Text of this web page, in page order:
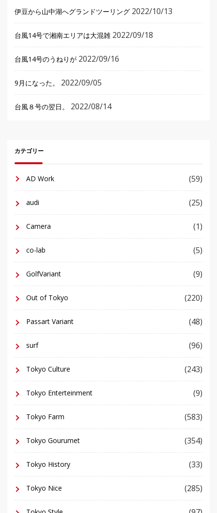
伊豆から山中湖へグランドツーリング 2022/10/13
台風14号で湘南エリアは大混雑 2022/09/18
台風14号のうねりが 2022/09/16
9月になった。 2022/09/05
台風８号の翌日。 2022/08/14
カテゴリー
AD Work (59)
audi (25)
Camera (1)
co-lab (5)
GolfVariant (9)
Out of Tokyo (220)
Passart Variant (48)
surf (96)
Tokyo Culture (243)
Tokyo Enterteinment (9)
Tokyo Farm (583)
Tokyo Gourumet (354)
Tokyo History (33)
Tokyo Nice (285)